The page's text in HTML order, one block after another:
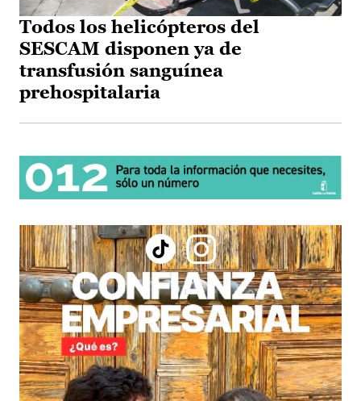
Todos los helicópteros del
SESCAM disponen ya de
transfusión sanguínea
prehospitalaria